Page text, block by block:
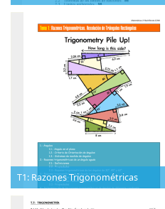
T1: Razones Trigonométricas